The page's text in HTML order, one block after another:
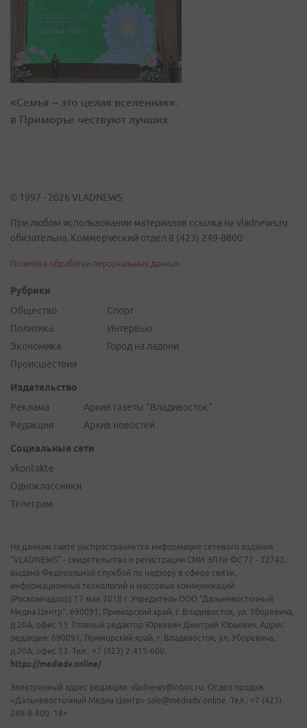
«Семья – это целая вселенная»:
в Приморье чествуют лучших
© 1997 - 2026 VLADNEWS
При любом использовании материалов ссылка на vladnews.ru
обязательна. Коммерческий отдел 8 (423) 249-8800
Политика обработки персональных данных
Рубрики
Общество
Политика
Экономика
Происшествия
Спорт
Интервью
Город на ладони
Издательство
Реклама
Редакция
Архив газеты "Владивосток"
Архив новостей
Социальные сети
vkontakte
Одноклассники
Телеграм
На данном сайте распространяется информация сетевого издания
"VLADNEWS" - свидетельство о регистрации СМИ ЭЛ № ФС 77 - 72742,
выдано Федеральной службой по надзору в сфере связи,
информационных технологий и массовых коммуникаций
(Роскомнадзор) 17 мая 2018 г. Учредитель ООО "Дальневосточный
Медиа Центр". 690091, Приморский край, г. Владивосток, ул. Уборевича,
д.20А, офис 13. Главный редактор Юркевич Дмитрий Юрьевич. Адрес
редакции: 690091, Приморский край, г. Владивосток, ул. Уборевича,
д.20А, офис 13. Тел.: +7 (423) 2-415-600.
https://mediadv.online/
Электронный адрес редакции: vladnews@inbox.ru. Отдел продаж
«Дальневосточный Медиа Центр» sale@mediadv.online. Тел.: +7 (423)
249-8-800. 18+